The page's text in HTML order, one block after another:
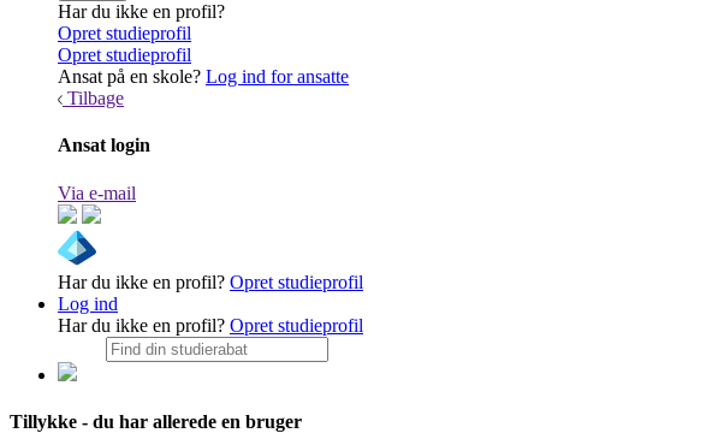
Har du ikke en profil?
Opret studieprofil
Opret studieprofil
Ansat på en skole? Log ind for ansatte
Tilbage
Ansat login
Via e-mail
Har du ikke en profil? Opret studieprofil
Log ind
Har du ikke en profil? Opret studieprofil
Tillykke - du har allerede en bruger